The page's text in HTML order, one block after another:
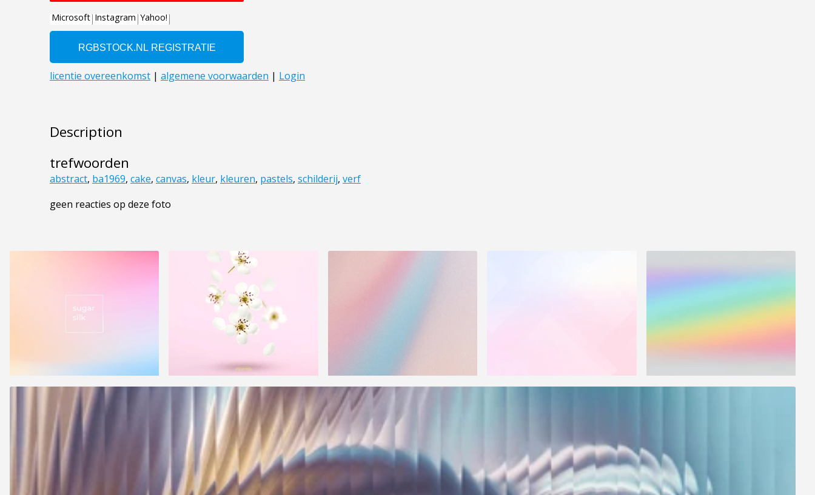
Description
trefwoorden
abstract, ba1969, cake, canvas, kleur, kleuren, pastels, schilderij, verf
geen reacties op deze foto